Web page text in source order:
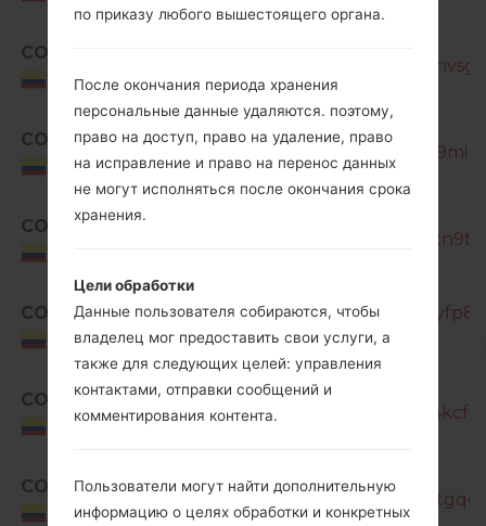
COE
Colombia
SM-
COL
Colombia
SM-
COL
COL
Colombia
SM-
COL
Colombia
SM-
COM
Colombia
SM-
по приказу любого вышестоящего органа.
После окончания периода хранения
персональные данные удаляются. поэтому,
право на доступ, право на удаление, право
на исправление и право на перенос данных
не могут исполняться после окончания срока
хранения.
Цели обработки
Данные пользователя собираются, чтобы
владелец мог предоставить свои услуги, а
также для следующих целей: управления
контактами, отправки сообщений и
комментирования контента.
Пользователи могут найти дополнительную
информацию о целях обработки и конкретных